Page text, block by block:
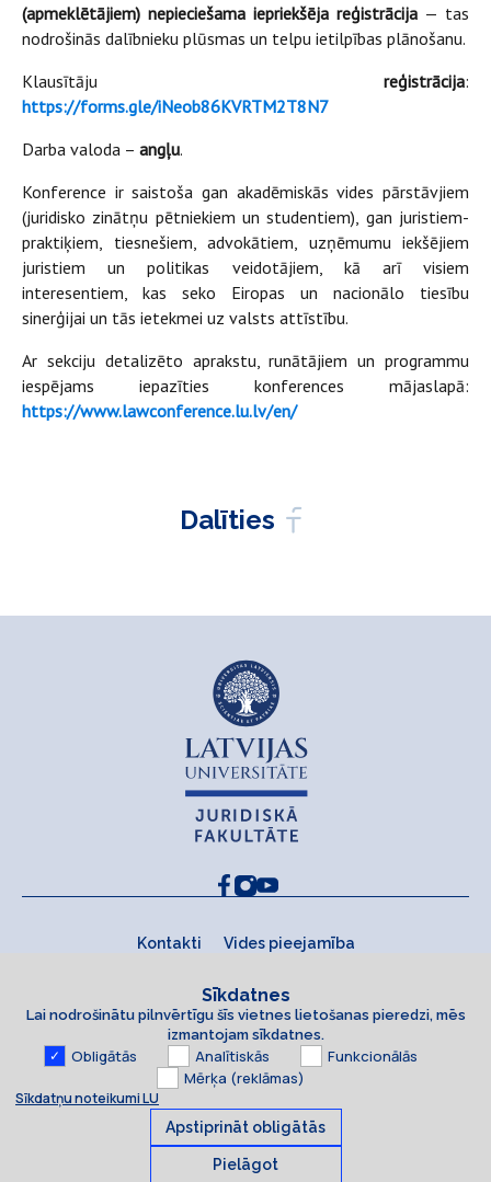
(apmeklētājiem) nepieciešama iepriekšēja reģistrācija — tas
nodrošinās dalībnieku plūsmas un telpu ietilpības plānošanu.
Klausītāju reģistrācija:
https://forms.gle/iNeob86KVRTM2T8N7
Darba valoda – angļu.
Konference ir saistoša gan akadēmiskās vides pārstāvjiem
(juridisko zinātņu pētniekiem un studentiem), gan juristiem-
praktiķiem, tiesnešiem, advokātiem, uzņēmumu iekšējiem
juristiem un politikas veidotājiem, kā arī visiem
interesentiem, kas seko Eiropas un nacionālo tiesību
sinerģijai un tās ietekmei uz valsts attīstību.
Ar sekciju detalizēto aprakstu, runātājiem un programmu
iespējams iepazīties konferences mājaslapā:
https://www.lawconference.lu.lv/en/
Dalīties
Kontakti Vides pieejamība
Sīkdatnes
Lai nodrošinātu pilnvērtīgu šīs vietnes lietošanas pieredzi, mēs
izmantojam sīkdatnes.
Obligātās Analītiskās
Funkcionālās
Mērķa (reklāmas)
Sīkdatņu noteikumi LU
Apstiprināt obligātās
Pielāgot